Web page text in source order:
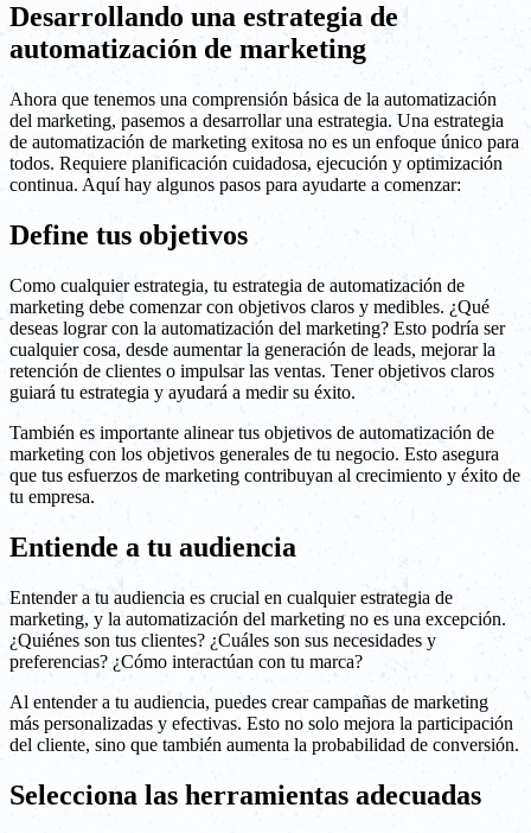
Desarrollando una estrategia de
automatización de marketing
Ahora que tenemos una comprensión básica de la automatización
del marketing, pasemos a desarrollar una estrategia. Una estrategia
de automatización de marketing exitosa no es un enfoque único para
todos. Requiere planificación cuidadosa, ejecución y optimización
continua. Aquí hay algunos pasos para ayudarte a comenzar:
Define tus objetivos
Como cualquier estrategia, tu estrategia de automatización de
marketing debe comenzar con objetivos claros y medibles. ¿Qué
deseas lograr con la automatización del marketing? Esto podría ser
cualquier cosa, desde aumentar la generación de leads, mejorar la
retención de clientes o impulsar las ventas. Tener objetivos claros
guiará tu estrategia y ayudará a medir su éxito.
También es importante alinear tus objetivos de automatización de
marketing con los objetivos generales de tu negocio. Esto asegura
que tus esfuerzos de marketing contribuyan al crecimiento y éxito de
tu empresa.
Entiende a tu audiencia
Entender a tu audiencia es crucial en cualquier estrategia de
marketing, y la automatización del marketing no es una excepción.
¿Quiénes son tus clientes? ¿Cuáles son sus necesidades y
preferencias? ¿Cómo interactúan con tu marca?
Al entender a tu audiencia, puedes crear campañas de marketing
más personalizadas y efectivas. Esto no solo mejora la participación
del cliente, sino que también aumenta la probabilidad de conversión.
Selecciona las herramientas adecuadas